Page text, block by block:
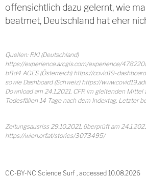
offensichtlich dazu gelernt, wie
beatmet, Deutschland hat eher
Quellen: RKI (Deutschland)
https://experience.arcgis.com/experience/
bf1d4 AGES (Österreich) https://covid19-
sowie Dashboard (Schweiz) https://
Download am 24.1.2021. CFR im gleitenden Mittel
Todesfällen 14 Tage nach dem Indextag. Letzter
Zeitungsausriss 29.10.2021, überprüft am
https://wien.orf.at/stories/3073495/
CC-BY-NC Science Surf , accessed 10.08.2026